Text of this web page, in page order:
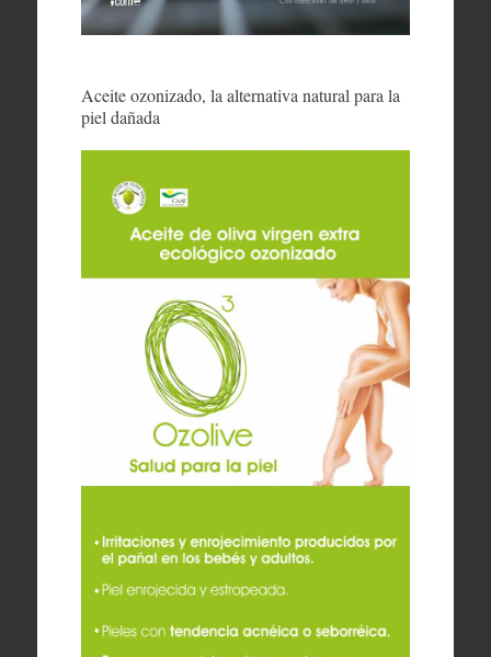
Aceite ozonizado, la alternativa natural para la
piel dañada